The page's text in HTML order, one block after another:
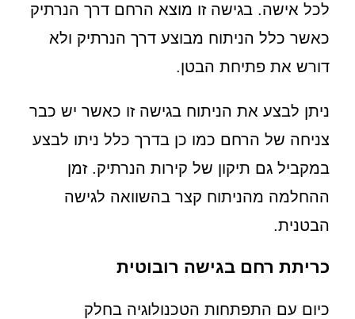
לכל אישה. בגישה זו מוצא הרחם דרך הנרתיק
כאשר כלל הניתוח מבוצע דרך הנרתיק ולא
דורש את פתיחת הבטן.
ניתן לבצע את הניתוח בגישה זו כאשר יש כבר
צניחה של הרחם כמו כן בדרך כלל ניתו לבצע
במקביל גם תיקון של קירות הנרתיק. זמן
ההחלמה מהניתוח קצר בהשוואה לגישה
הבטנית.
כריתת רחם בגישה רובוטית
כיום עם התפתחות הטכנולוגיה בחלק